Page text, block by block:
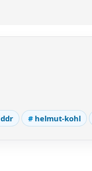
ddr helmut-kohl